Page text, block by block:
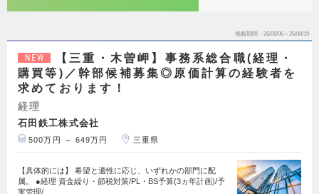
掲載期間 26/08/06～26/08/19
NEW
【三重・木曽岬】事務系総合職(経理・
購買等)／幹部候補募集◎原価計算の経験者を
求めております！
経理
石田鉄工株式会社
500万円 ～ 649万円 三重県
【具体的には】 希望と適性に応じ、いずれかの部門に配
属。 ●経理 資金繰り・節税対策/PL・BS予算(3ヵ年計画)/予
実管理/…